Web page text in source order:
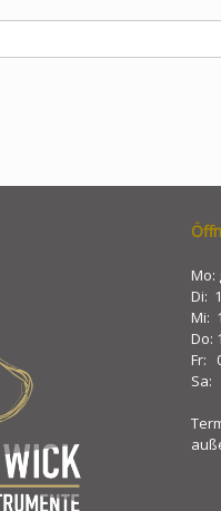
Mo:
Di:
Mi:
Do:
Fr:
Sa: